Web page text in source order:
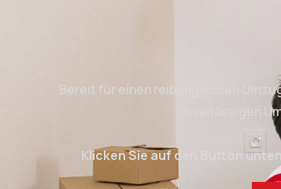
Bereit für einen reibungslosen
zuverlässigen
Klicken Sie auf den Button